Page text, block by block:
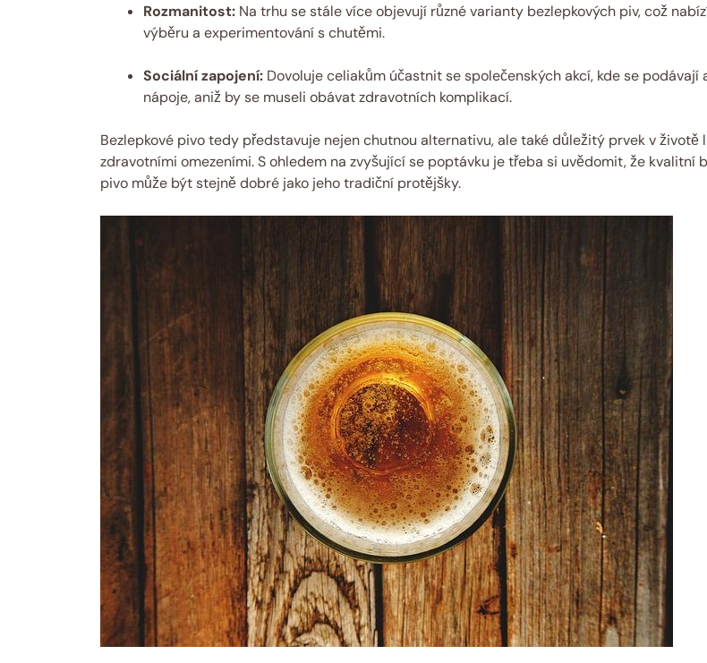
Rozmanitost: Na trhu se stále​ více objevují různé varianty bezlepkových ⁢piv, ⁤což
výběru a experimentování s chutěmi.
Sociální zapojení: Dovoluje⁢ celiakům účastnit​ se společenských akcí, kde ⁢se podávají
nápoje,​ aniž by se‌ museli ⁢obávat ⁤zdravotních komplikací.
Bezlepkové pivo tedy představuje ‍nejen ‌chutnou ⁤alternativu, ​ale⁤ také důležitý prvek v životě
zdravotními omezeními. S ohledem ⁢na zvyšující se poptávku je třeba si uvědomit, že kvalitní
pivo může být stejně dobré jako jeho tradiční⁢ protějšky.